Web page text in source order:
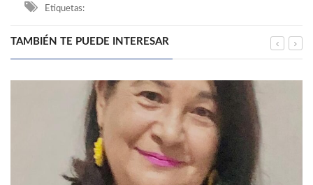
Etiquetas:
TAMBIÉN TE PUEDE INTERESAR